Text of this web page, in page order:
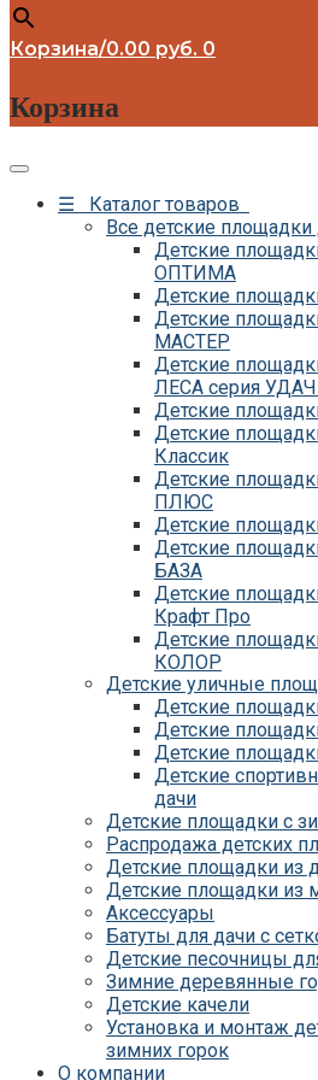
Детские
Детские
Клубный домик
Детские
Sport
Детские
Детские
Корзина/0.00 руб. 0
Корзина
☰ Каталог товаров
Все детские площадки
Детские
ОПТИМА
Детские
Детские
МАСТЕР
Детские
ЛЕСА серия
Детские
Детские
Классик
Детские
ПЛЮС
Детские
Детские
БАЗА
Детские
Крафт Про
Детские
КОЛОР
Детские
Детские
КАРКАС
Детские
КУБ
Детские уличные
для дачи IgraGrad
Детские
Детские
Детские
Детские уличные
Детские
ЛЕСА серия
Детские
Детские
(Махагон)
Детские
(Махагон) 4 сезона
Детские уличные
Детские
Детские
Детские
Детские
дачи
Детские площадки с
Распродажа детских
Детские площадки из
Детские площадки из
Аксессуары
Батуты для дачи с
Детские песочницы
Зимние деревянные
Детские качели
Установка и монтаж
зимних горок
О компании